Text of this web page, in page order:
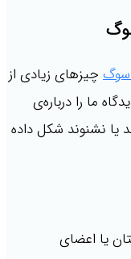
سوگ چیزهای زیادی از
ما را درباره‌ی
یا نشنوند شکل داده
یا اعضای